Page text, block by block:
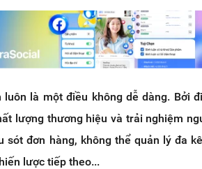
là một điều không dễ dàng. Bởi
lượng thương hiệu và trải nghiệm
đơn hàng, không thể quản lý đa
lược tiếp theo...